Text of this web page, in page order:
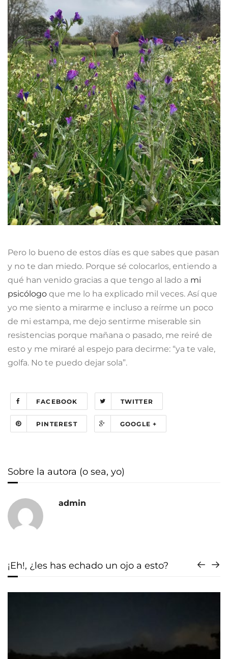
Pero lo bueno de estos días es que sabes que pasan
y no te dan miedo. Porque sé colocarlos, entiendo a
qué han venido gracias a que tengo al lado a mi
psicólogo que me lo ha explicado mil veces. Así que
yo me siento a mirarme e incluso a reírme un poco
de mi estampa, me dejo sentirme miserable sin
resistencias porque mañana o pasado, me reiré de
esto y me miraré al espejo para decirme: “ya te vale,
golfa. No te puedo dejar sola”.
FACEBOOK TWITTER
PINTEREST GOOGLE +
Sobre la autora (o sea, yo)
admin
¡Eh!, ¿les has echado un ojo a esto?